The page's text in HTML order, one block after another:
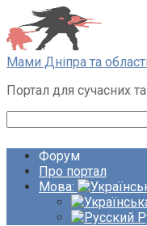
Перейти
до
вмісту
Мами Дніпра та області
Портал для сучасних
Форум
Про портал
Мова: